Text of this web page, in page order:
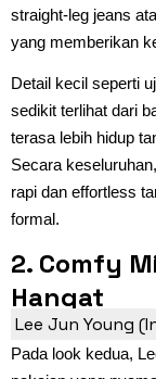
straight-leg jeans
yang memberikan
Detail kecil seperti
sedikit terlihat dari
terasa lebih hidup
Secara
rapi dan effortless
formal.
2. Comfy
Hangat
Lee Jun Young
Pada look kedua,